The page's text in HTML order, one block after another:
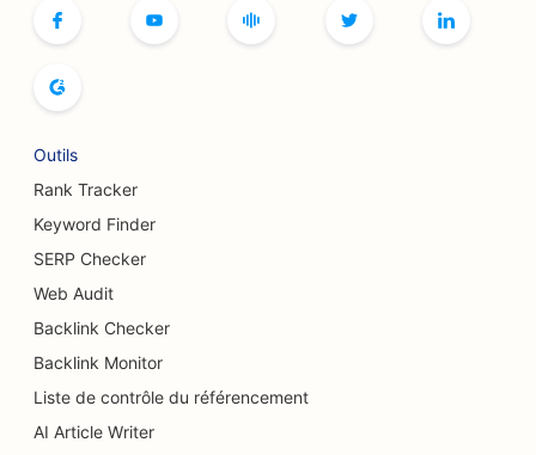
SEO pour les boulangeries
SEO pour les brasseries
mammaire
SEO pour les restaurants buffets
SEO pour les camions à hamburgers
Outils
Rank Tracker
Keyword Finder
SERP Checker
Web Audit
Backlink Checker
Backlink Monitor
Liste de contrôle du référencement
AI Article Writer